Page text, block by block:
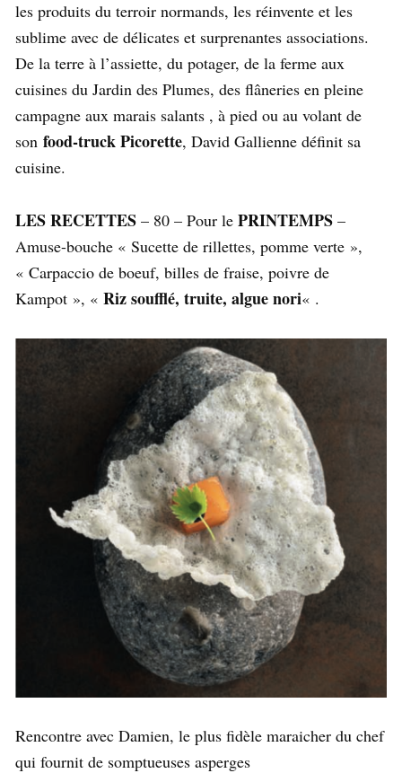
les produits du terroir normands, les réinvente et les
sublime avec de délicates et surprenantes associations.
De la terre à l’assiette, du potager, de la ferme aux
cuisines du Jardin des Plumes, des flâneries en pleine
campagne aux marais salants , à pied ou au volant de
son food-truck Picorette, David Gallienne définit sa
cuisine.
LES RECETTES – 80 – Pour le PRINTEMPS –
Amuse-bouche « Sucette de rillettes, pomme verte »,
« Carpaccio de boeuf, billes de fraise, poivre de
Kampot », « Riz soufflé, truite, algue nori« .
Rencontre avec Damien, le plus fidèle maraicher du chef
qui fournit de somptueuses asperges